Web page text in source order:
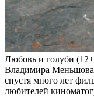
Любовь и голуби
Владимира
спустя много лет
любителей